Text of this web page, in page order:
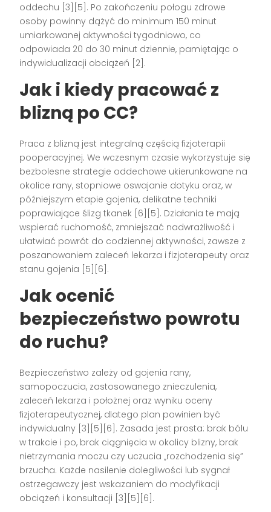
oddechu [3][5]. Po zakończeniu połogu zdrowe
osoby powinny dążyć do minimum 150 minut
umiarkowanej aktywności tygodniowo, co
odpowiada 20 do 30 minut dziennie, pamiętając o
indywidualizacji obciążeń [2].
Jak i kiedy pracować z
blizną po CC?
Praca z blizną jest integralną częścią fizjoterapii
pooperacyjnej. We wczesnym czasie wykorzystuje się
bezbolesne strategie oddechowe ukierunkowane na
okolice rany, stopniowe oswajanie dotyku oraz, w
późniejszym etapie gojenia, delikatne techniki
poprawiające ślizg tkanek [6][5]. Działania te mają
wspierać ruchomość, zmniejszać nadwrażliwość i
ułatwiać powrót do codziennej aktywności, zawsze z
poszanowaniem zaleceń lekarza i fizjoterapeuty oraz
stanu gojenia [5][6].
Jak ocenić
bezpieczeństwo powrotu
do ruchu?
Bezpieczeństwo zależy od gojenia rany,
samopoczucia, zastosowanego znieczulenia,
zaleceń lekarza i położnej oraz wyniku oceny
fizjoterapeutycznej, dlatego plan powinien być
indywidualny [3][5][6]. Zasada jest prosta: brak bólu
w trakcie i po, brak ciągnięcia w okolicy blizny, brak
nietrzymania moczu czy uczucia „rozchodzenia się”
brzucha. Każde nasilenie dolegliwości lub sygnał
ostrzegawczy jest wskazaniem do modyfikacji
obciążeń i konsultacji [3][5][6].